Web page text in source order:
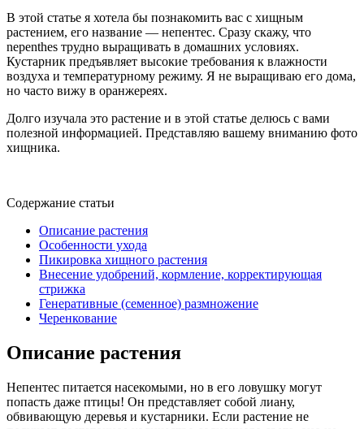
В этой статье я хотела бы познакомить вас с хищным
растением, его название — непентес. Сразу скажу, что
nepenthes трудно выращивать в домашних условиях.
Кустарник предъявляет высокие требования к влажности
воздуха и температурному режиму. Я не выращиваю его дома,
но часто вижу в оранжереях.
Долго изучала это растение и в этой статье делюсь с вами
полезной информацией. Представляю вашему вниманию фото
хищника.
Содержание статьи
Описание растения
Особенности ухода
Пикировка хищного растения
Внесение удобрений, кормление, корректирующая
стрижка
Генеративные (семенное) размножение
Черенкование
Описание растения
Непентес питается насекомыми, но в его ловушку могут
попасть даже птицы! Он представляет собой лиану,
обвивающую деревья и кустарники. Если растение не